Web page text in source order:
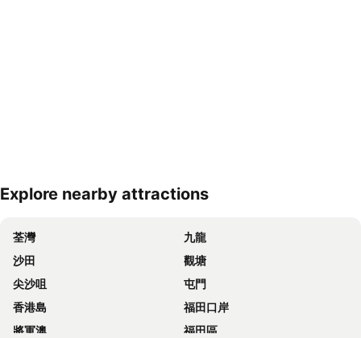
展開地圖
Explore nearby attractions
荃灣
九龍
沙田
觀塘
尖沙咀
屯門
香港島
福田口岸
將軍澳
福田區